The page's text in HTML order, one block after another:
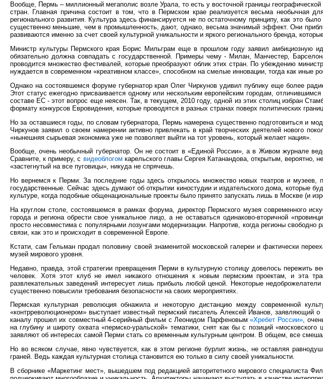
Вообще, Пермь – миллионный мегаполис возле Урала, то есть у восточной границы
стран. Главная причина состоит в том, что в Пермском крае реализуется весьма необычная
регионального развития. Культура здесь финансируется не по остаточному принципу, как это
существенно меньшие, чем в промышленность, дают, однако, весьма значимый эффект. Они
развиваются именно за счет своей культурной уникальности и яркого регионального бренда,
Министр культуры Пермского края Борис Мильграм еще в прошлом году заявил амбициозную
обязательно должна совпадать с государственной. Примеры чему - Милан, Манчестер,
проводится множество фестивалей, которые преобразуют облик этих стран. По убеждению
нуждается в современном «креативном классе», способном на смелые инновации, тогда как иные
Однако на состоявшемся форуме губернатор края Олег Чиркунов удивил публику еще более
Этот статус ежегодно присваивается одному или нескольким европейским городам,
составе ЕС - этот вопрос еще неясен. Так, в текущем, 2010 году, одной из этих столиц избран
формату конкурсов Евровидения, которые проводятся в разных странах поверх политических границ.
Но за оставшиеся годы, по словам губернатора, Пермь намерена существенно подготовиться и
Чиркунов заявил о своем намерении активно привлекать в край творческих деятелей нового
«нынешняя сырьевая экономика уже не позволяет выйти на тот уровень, который желает нация».
Вообще, очень необычный губернатор. Он не состоит в «Единой России», а в Живом журнале
Сравните, к примеру, с видеоблогом карельского главы Сергея Катанандова, открытым,
«застегнутый на все пуговицы», никуда не спрячешь.
Но вернемся к Перми. За последние годы здесь открылось множество новых театров и музеев,
государственные. Сейчас здесь думают об открытии киностудии и издательского дома, которые
культуре, когда подобные общенациональные проекты было принято запускать лишь в Москве (и
На круглом столе, состоявшемся в рамках форума, директор Пермского музея современного
города и региона обрести свое уникальное лицо, а не оставаться одинаково-вторичной
просто несовместима с популярными лозунгами модернизации. Напротив, когда регионы
связи, как это и происходит в современной Европе.
Кстати, сам Гельман продал половину своей знаменитой московской галереи и фактически
музей мирового уровня.
Недавно, правда, этой стратегии превращения Перми в культурную столицу довелось
человек. Хотя этот клуб не имел никакого отношения к новым пермским проектам, и эта
развлекательных заведений интересует лишь прибыль любой ценой. Некоторые
существенно повысили требования безопасности на своих мероприятиях.
Пермская культурная революция обнажила и некоторую дистанцию между современной
«контрреволюционером» выступает известный пермский писатель Алексей Иванов,
каналу прошел их совместный 4-серийный фильм с Леонидом Парфеновым«Хребет России»,
на глубину и широту охвата «пермско-уральской» тематики, снят как бы с позиций
заявляют об интересах самой Перми стать со временным культурным центром. В общем, все
Но во всяком случае, явно чувствуется, как в этом регионе бурлит жизнь, не оставляя
граней. Ведь каждая культурная столица становится ею только в силу своей уникальности.
В сборнике «Маркетинг мест», вышедшем под редакцией авторитетного мирового специалиста